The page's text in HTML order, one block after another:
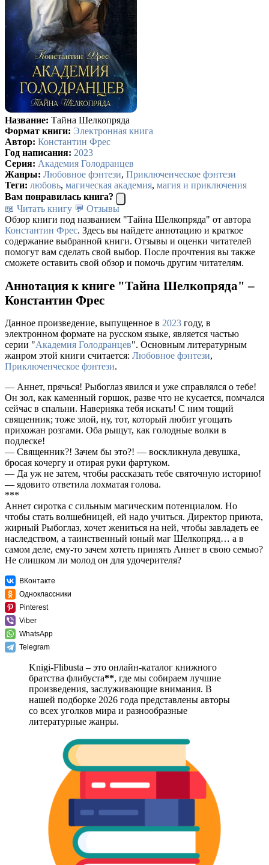
Название: Тайна Шелкопряда
Формат книги: Электронная книга
Автор: Константин Фрес
Год написания: 2023
Серия: Академия Голодранцев
Жанры: Любовное фэнтези, Приключенческое фэнтези
Теги: любовь, магическая академия, магия и приключения
Вам понравилась книга?
📖 Читать книгу 💬 Отзывы
Обзор книги под названием "Тайна Шелкопряда" от автора
Константин Фрес. Здесь вы найдете аннотацию и краткое
содержание выбранной книги. Отзывы и оценки читателей
помогут вам сделать свой выбор. После прочтения вы также
сможете оставить свой обзор и помочь другим читателям.
Аннотация к книге "Тайна Шелкопряда" –
Константин Фрес
Данное произведение, выпущенное в 2023 году, в
электронном формате на русском языке, является частью
серии "Академия Голодранцев". Основным литературным
жанром этой книги считается: Любовное фэнтези,
Приключенческое фэнтези.
— Аннет, прячься! Рыбоглаз явился и уже справлялся о тебе!
Он зол, как каменный горшок, разве что не кусается, помчался
сейчас в спальни. Наверняка тебя искать! С ним тощий
священник; тоже злой, ну, тот, который любит угощать
прихожан розгами. Оба рыщут, как голодные волки в
подлеске!
— Священник?! Зачем бы это?! — воскликнула девушка,
бросая кочергу и отирая руки фартуком.
— Да уж не затем, чтобы рассказать тебе святочную историю!
— ядовито ответила лохматая голова.
***
Аннет сиротка с сильным магическим потенциалом. Но
чтобы стать волшебницей, ей надо учиться. Директор приюта,
жирный Рыбоглаз, хочет жениться на ней, чтобы завладеть ее
наследством, а таинственный юный маг Шелкопряд… а в
самом деле, ему-то зачем хотеть принять Аннет в свою семью?
Не слишком ли молод он для удочерителя?
ВКонтакте
Одноклассники
Pinterest
Viber
WhatsApp
Telegram
Knigi-Flibusta – это онлайн-каталог книжного
братства флибуста**, где мы собираем лучшие
произведения, заслуживающие внимания. В
нашей подборке 2026 года представлены авторы
со всех уголков мира и разнообразные
литературные жанры.